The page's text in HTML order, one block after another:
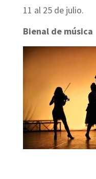
11 al 25 de julio.
Bienal de música